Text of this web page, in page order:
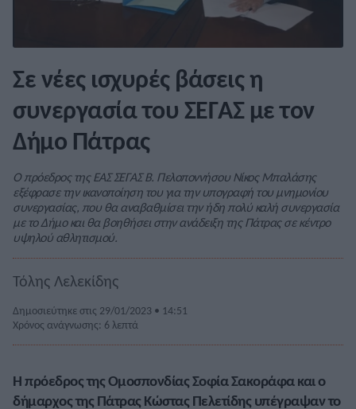
Σε νέες ισχυρές βάσεις η
συνεργασία του ΣΕΓΑΣ με τον
Δήμο Πάτρας
Ο πρόεδρος της ΕΑΣ ΣΕΓΑΣ Β. Πελοποννήσου Νίκος Μπαλάσης
εξέφρασε την ικανοποίηση του για την υπογραφή του μνημονίου
συνεργασίας, που θα αναβαθμίσει την ήδη πολύ καλή συνεργασία
με το Δήμο και θα βοηθήσει στην ανάδειξη της Πάτρας σε κέντρο
υψηλού αθλητισμού.
Τόλης Λελεκίδης
Δημοσιεύτηκε στις 29/01/2023 • 14:51
Χρόνος ανάγνωσης: 6 λεπτά
Η πρόεδρος της Ομοσπονδίας Σοφία Σακοράφα και ο
δήμαρχος της Πάτρας Κώστας Πελετίδης υπέγραψαν το